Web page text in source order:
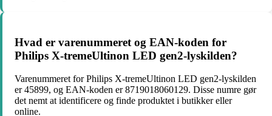
Hvad er varenummeret og EAN-koden for
Philips X-tremeUltinon LED gen2-lyskilden?
Varenummeret for Philips X-tremeUltinon LED gen2-lyskilden
er 45899, og EAN-koden er 8719018060129. Disse numre gør
det nemt at identificere og finde produktet i butikker eller
online.